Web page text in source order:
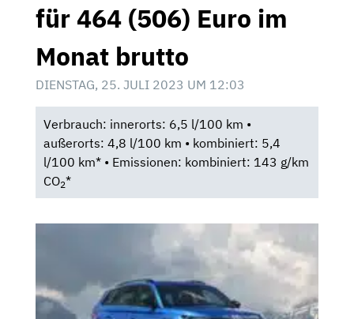
für 464 (506) Euro im
Monat brutto
DIENSTAG, 25. JULI 2023 UM 12:03
Verbrauch: innerorts: 6,5 l/100 km •
außerorts: 4,8 l/100 km • kombiniert: 5,4
l/100 km* • Emissionen: kombiniert: 143 g/km
CO2*